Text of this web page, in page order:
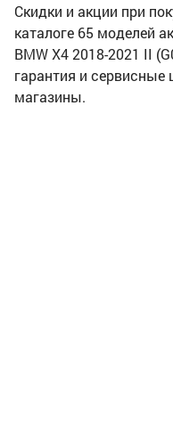
Скидки и акции при
каталоге 65 моделей
BMW X4 2018-2021 II
гарантия и
магазины.